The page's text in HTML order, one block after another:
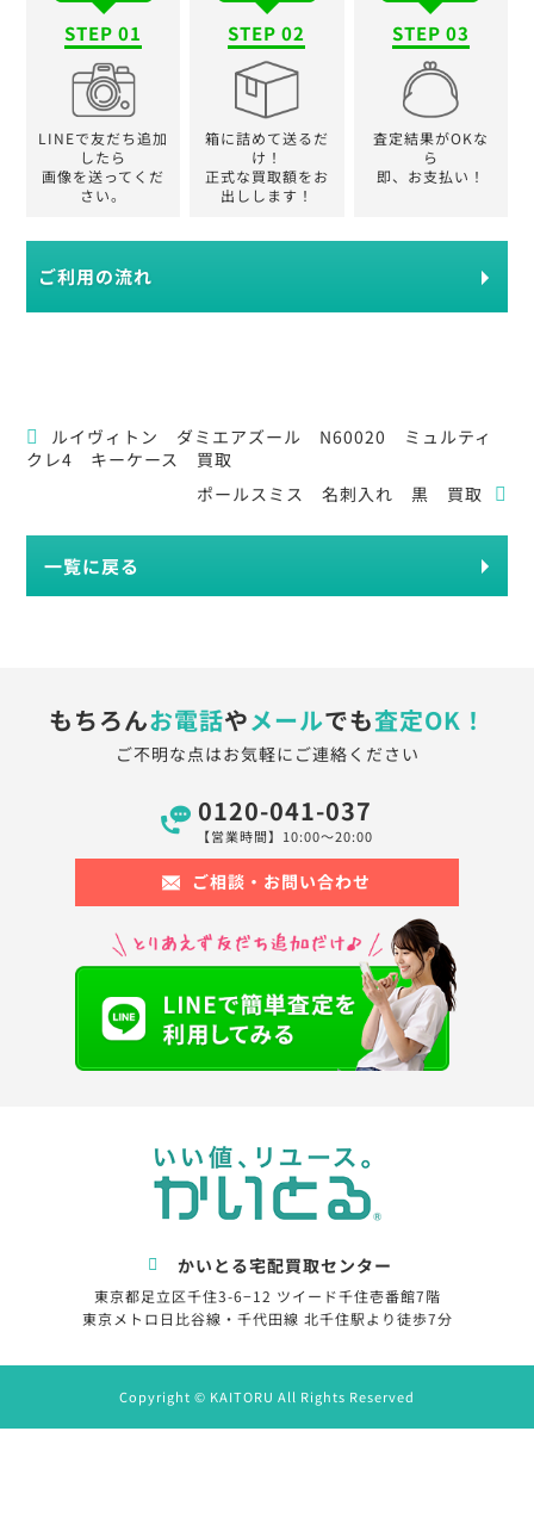
STEP 01
LINEで友だち追加
したら
画像を送ってくだ
さい。
STEP 02
箱に詰めて送るだ
け！
正式な買取額をお
出しします！
STEP 03
査定結果がOKな
ら
即、お支払い！
ご利用の流れ
ルイヴィトン ダミエアズール N60020 ミュルティ
クレ4 キーケース 買取
ポールスミス 名刺入れ 黒 買取
一覧に戻る
もちろんお電話やメールでも査定OK！
ご不明な点はお気軽にご連絡ください
0120-041-037
【営業時間】10:00〜20:00
ご相談・お問い合わせ
かいとる宅配買取センター
東京都足立区千住3-6−12 ツイード千住壱番館7階
東京メトロ日比谷線・千代田線 北千住駅より徒歩7分
Copyright © KAITORU All Rights Reserved